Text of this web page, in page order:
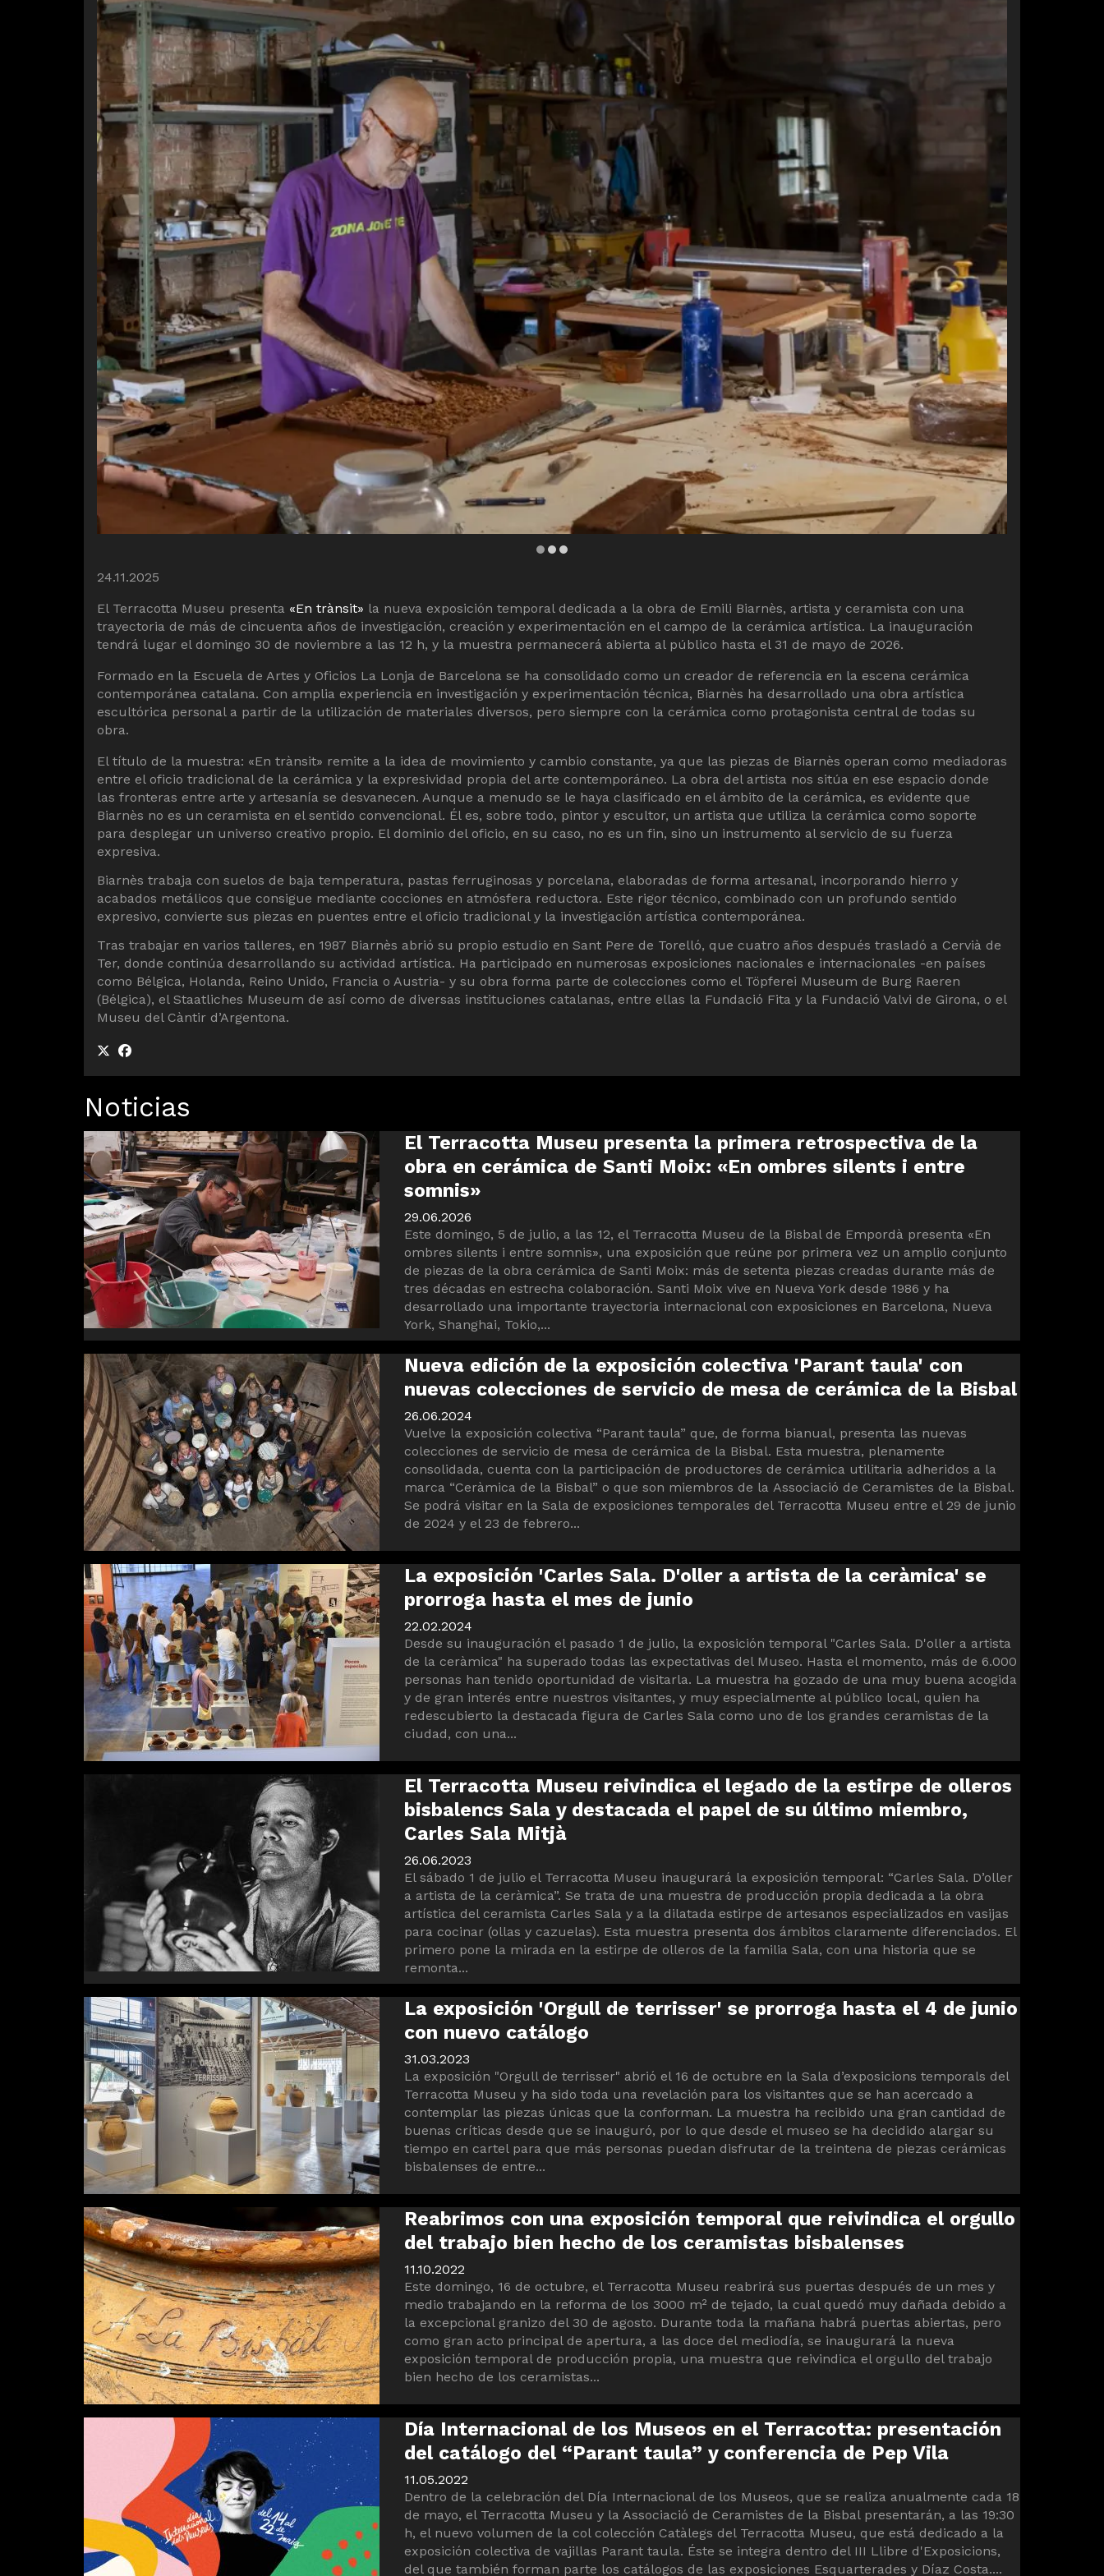
24.11.2025
El Terracotta Museu presenta «En trànsit» la nueva exposición temporal dedicada a la obra de Emili Biarnès, artista y ceramista con una
trayectoria de más de cincuenta años de investigación, creación y experimentación en el campo de la cerámica artística. La inauguración
tendrá lugar el domingo 30 de noviembre a las 12 h, y la muestra permanecerá abierta al público hasta el 31 de mayo de 2026.
Formado en la Escuela de Artes y Oficios La Lonja de Barcelona se ha consolidado como un creador de referencia en la escena cerámica
contemporánea catalana. Con amplia experiencia en investigación y experimentación técnica, Biarnès ha desarrollado una obra artística
escultórica personal a partir de la utilización de materiales diversos, pero siempre con la cerámica como protagonista central de todas su
obra.
El título de la muestra: «En trànsit» remite a la idea de movimiento y cambio constante, ya que las piezas de Biarnès operan como mediadoras
entre el oficio tradicional de la cerámica y la expresividad propia del arte contemporáneo. La obra del artista nos sitúa en ese espacio donde
las fronteras entre arte y artesanía se desvanecen. Aunque a menudo se le haya clasificado en el ámbito de la cerámica, es evidente que
Biarnès no es un ceramista en el sentido convencional. Él es, sobre todo, pintor y escultor, un artista que utiliza la cerámica como soporte
para desplegar un universo creativo propio. El dominio del oficio, en su caso, no es un fin, sino un instrumento al servicio de su fuerza
expresiva.
Biarnès trabaja con suelos de baja temperatura, pastas ferruginosas y porcelana, elaboradas de forma artesanal, incorporando hierro y
acabados metálicos que consigue mediante cocciones en atmósfera reductora. Este rigor técnico, combinado con un profundo sentido
expresivo, convierte sus piezas en puentes entre el oficio tradicional y la investigación artística contemporánea.
Tras trabajar en varios talleres, en 1987 Biarnès abrió su propio estudio en Sant Pere de Torelló, que cuatro años después trasladó a Cervià de
Ter, donde continúa desarrollando su actividad artística. Ha participado en numerosas exposiciones nacionales e internacionales -en países
como Bélgica, Holanda, Reino Unido, Francia o Austria- y su obra forma parte de colecciones como el Töpferei Museum de Burg Raeren
(Bélgica), el Staatliches Museum de así como de diversas instituciones catalanas, entre ellas la Fundació Fita y la Fundació Valvi de Girona, o el
Museu del Càntir d’Argentona.
Noticias
El Terracotta Museu presenta la primera retrospectiva de la
obra en cerámica de Santi Moix: «En ombres silents i entre
somnis»
29.06.2026
Este domingo, 5 de julio, a las 12, el Terracotta Museu de la Bisbal de Empordà presenta «En
ombres silents i entre somnis», una exposición que reúne por primera vez un amplio conjunto
de piezas de la obra cerámica de Santi Moix: más de setenta piezas creadas durante más de
tres décadas en estrecha colaboración. Santi Moix vive en Nueva York desde 1986 y ha
desarrollado una importante trayectoria internacional con exposiciones en Barcelona, ​​Nueva
York, Shanghai, Tokio,...
Nueva edición de la exposición colectiva 'Parant taula' con
nuevas colecciones de servicio de mesa de cerámica de la Bisbal
26.06.2024
Vuelve la exposición colectiva “Parant taula” que, de forma bianual, presenta las nuevas
colecciones de servicio de mesa de cerámica de la Bisbal. Esta muestra, plenamente
consolidada, cuenta con la participación de productores de cerámica utilitaria adheridos a la
marca “Ceràmica de la Bisbal” o que son miembros de la Associació de Ceramistes de la Bisbal.
Se podrá visitar en la Sala de exposiciones temporales del Terracotta Museu entre el 29 de junio
de 2024 y el 23 de febrero...
La exposición 'Carles Sala. D'oller a artista de la ceràmica' se
prorroga hasta el mes de junio
22.02.2024
Desde su inauguración el pasado 1 de julio, la exposición temporal "Carles Sala. D'oller a artista
de la ceràmica" ha superado todas las expectativas del Museo. Hasta el momento, más de 6.000
personas han tenido oportunidad de visitarla. La muestra ha gozado de una muy buena acogida
y de gran interés entre nuestros visitantes, y muy especialmente al público local, quien ha
redescubierto la destacada figura de Carles Sala como uno de los grandes ceramistas de la
ciudad, con una...
El Terracotta Museu reivindica el legado de la estirpe de olleros
bisbalencs Sala y destacada el papel de su último miembro,
Carles Sala Mitjà
26.06.2023
El sábado 1 de julio el Terracotta Museu inaugurará la exposición temporal: “Carles Sala. D’oller
a artista de la ceràmica”. Se trata de una muestra de producción propia dedicada a la obra
artística del ceramista Carles Sala y a la dilatada estirpe de artesanos especializados en vasijas
para cocinar (ollas y cazuelas). Esta muestra presenta dos ámbitos claramente diferenciados. El
primero pone la mirada en la estirpe de olleros de la familia Sala, con una historia que se
remonta...
La exposición 'Orgull de terrisser' se prorroga hasta el 4 de junio
con nuevo catálogo
31.03.2023
La exposición "Orgull de terrisser" abrió el 16 de octubre en la Sala d’exposicions temporals del
Terracotta Museu y ha sido toda una revelación para los visitantes que se han acercado a
contemplar las piezas únicas que la conforman. La muestra ha recibido una gran cantidad de
buenas críticas desde que se inauguró, por lo que desde el museo se ha decidido alargar su
tiempo en cartel para que más personas puedan disfrutar de la treintena de piezas cerámicas
bisbalenses de entre...
Reabrimos con una exposición temporal que reivindica el orgullo
del trabajo bien hecho de los ceramistas bisbalenses
11.10.2022
Este domingo, 16 de octubre, el Terracotta Museu reabrirá sus puertas después de un mes y
medio trabajando en la reforma de los 3000 m² de tejado, la cual quedó muy dañada debido a
la excepcional granizo del 30 de agosto. Durante toda la mañana habrá puertas abiertas, pero
como gran acto principal de apertura, a las doce del mediodía, se inaugurará la nueva
exposición temporal de producción propia, una muestra que reivindica el orgullo del trabajo
bien hecho de los ceramistas...
Día Internacional de los Museos en el Terracotta: presentación
del catálogo del “Parant taula” y conferencia de Pep Vila
11.05.2022
Dentro de la celebración del Día Internacional de los Museos, que se realiza anualmente cada 18
de mayo, el Terracotta Museu y la Associació de Ceramistes de la Bisbal presentarán, a las 19:30
h, el nuevo volumen de la col colección Catàlegs del Terracotta Museu, que está dedicado a la
exposición colectiva de vajillas Parant taula. Éste se integra dentro del III Llibre d'Exposicions,
del que también forman parte los catálogos de las exposiciones Esquarterades y Díaz Costa....